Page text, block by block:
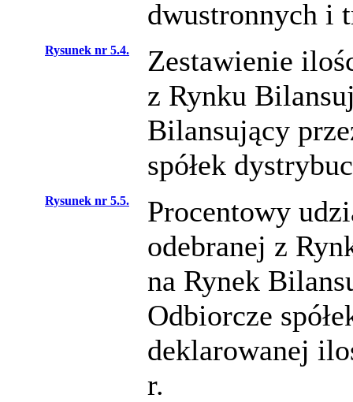
dwustronnych i
Rysunek nr 5.4.
Zestawienie
z Rynku
Bilansujący
spółek
Rysunek nr 5.5.
Procentowy
odebranej z
na Rynek
Odbiorcze
deklarowanej
r.